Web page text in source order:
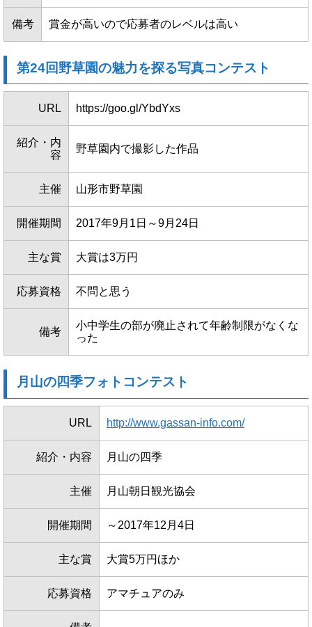
備考 賞金が高いので応募者のレベルは高い
第24回野草園の魅力を探る写真コンテスト
URL https://goo.gl/YbdYxs
紹介・内
容
野草園内で撮影した作品
主催 山形市野草園
開催期間 2017年9月1日～9月24日
主な賞 大賞は3万円
応募資格 不問と思う
備考
小中学生の部が廃止されて年齢制限がなくな
った
月山の四季フォトコンテスト
URL http://www.gassan-info.com/
紹介・内容 月山の四季
主催 月山朝日観光協会
開催期間 ～2017年12月4日
主な賞 大賞5万円ほか
応募資格 アマチュアのみ